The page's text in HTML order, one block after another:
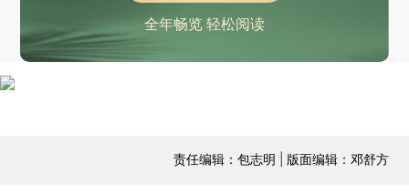
全年畅览 轻松阅读
责任编辑：包志明 | 版面编辑：邓舒方